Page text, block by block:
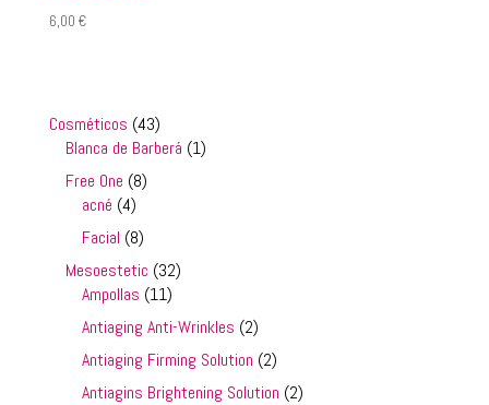
6,00 €
Cosméticos 4343
productos
Blanca de Barberá 11
Free One 88
acné 44
productos
Facial 88
productos
Mesoestetic 3232
Ampollas 1111
productos
Antiaging Anti-Wrinkles 22
productos
Antiaging Firming Solution 22
productos
Antiagins Brightening Solution 22